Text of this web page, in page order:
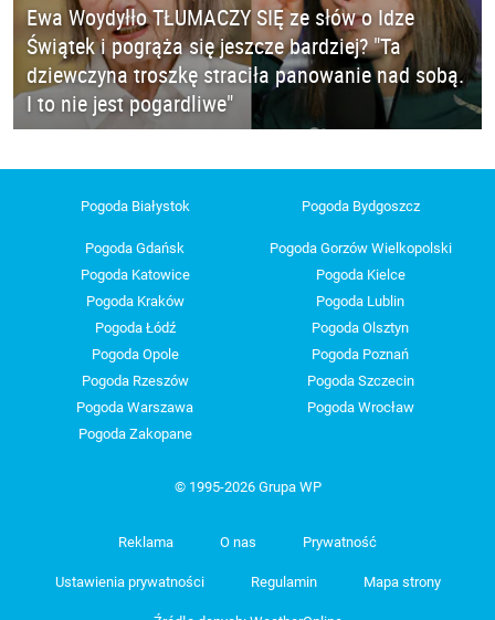
Ewa Woydyłło TŁUMACZY SIĘ ze słów o Idze
Świątek i pogrąża się jeszcze bardziej? "Ta
dziewczyna troszkę straciła panowanie nad sobą.
I to nie jest pogardliwe"
Pogoda Białystok Pogoda Bydgoszcz
Pogoda Gdańsk
Pogoda Gorzów Wielkopolski
Pogoda Katowice
Pogoda Kielce
Pogoda Kraków
Pogoda Lublin
Pogoda Łódź
Pogoda Olsztyn
Pogoda Opole
Pogoda Poznań
Pogoda Rzeszów
Pogoda Szczecin
Pogoda Warszawa
Pogoda Wrocław
Pogoda Zakopane
© 1995-2026 Grupa WP
Reklama O nas Prywatność
Ustawienia prywatności Regulamin Mapa strony